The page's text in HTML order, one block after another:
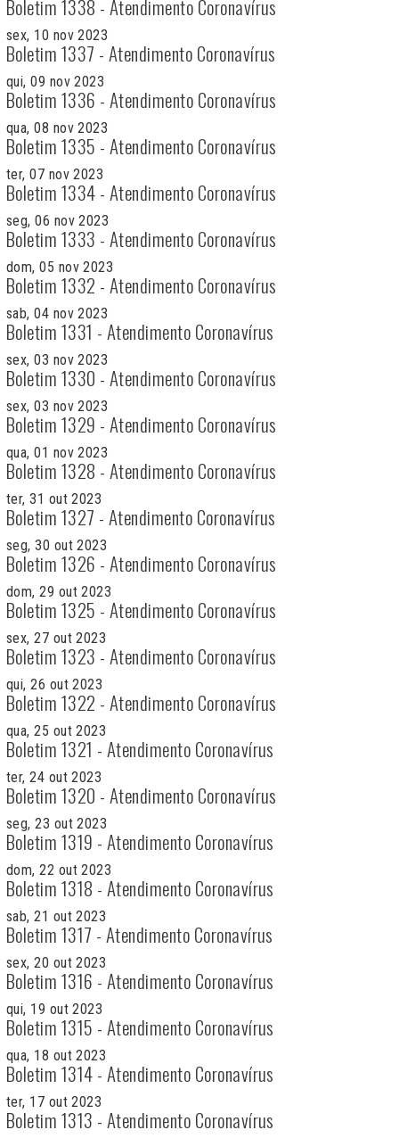
Boletim 1338 - Atendimento Coronavírus
sex, 10 nov 2023
Boletim 1337 - Atendimento Coronavírus
qui, 09 nov 2023
Boletim 1336 - Atendimento Coronavírus
qua, 08 nov 2023
Boletim 1335 - Atendimento Coronavírus
ter, 07 nov 2023
Boletim 1334 - Atendimento Coronavírus
seg, 06 nov 2023
Boletim 1333 - Atendimento Coronavírus
dom, 05 nov 2023
Boletim 1332 - Atendimento Coronavírus
sab, 04 nov 2023
Boletim 1331 - Atendimento Coronavírus
sex, 03 nov 2023
Boletim 1330 - Atendimento Coronavírus
sex, 03 nov 2023
Boletim 1329 - Atendimento Coronavírus
qua, 01 nov 2023
Boletim 1328 - Atendimento Coronavírus
ter, 31 out 2023
Boletim 1327 - Atendimento Coronavírus
seg, 30 out 2023
Boletim 1326 - Atendimento Coronavírus
dom, 29 out 2023
Boletim 1325 - Atendimento Coronavírus
sex, 27 out 2023
Boletim 1323 - Atendimento Coronavírus
qui, 26 out 2023
Boletim 1322 - Atendimento Coronavírus
qua, 25 out 2023
Boletim 1321 - Atendimento Coronavírus
ter, 24 out 2023
Boletim 1320 - Atendimento Coronavírus
seg, 23 out 2023
Boletim 1319 - Atendimento Coronavírus
dom, 22 out 2023
Boletim 1318 - Atendimento Coronavírus
sab, 21 out 2023
Boletim 1317 - Atendimento Coronavírus
sex, 20 out 2023
Boletim 1316 - Atendimento Coronavírus
qui, 19 out 2023
Boletim 1315 - Atendimento Coronavírus
qua, 18 out 2023
Boletim 1314 - Atendimento Coronavírus
ter, 17 out 2023
Boletim 1313 - Atendimento Coronavírus